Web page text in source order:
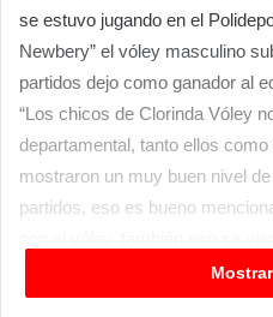
se estuvo jugando en el
Newbery” el vóley masculino
partidos dejo como ganador al
“Los chicos de Clorinda Vóley
departamental, tanto ellos
mostraron un muy buen nivel
partidos, eso es bueno
disciplinas, estamos realmente
triunfos departamentales que